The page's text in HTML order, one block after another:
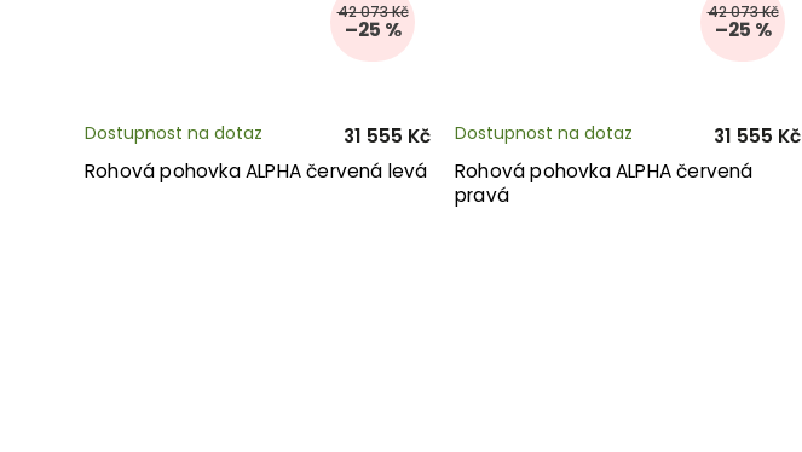
42 073 Kč
–25 %
Rohová pohovka ALPHA červená levá
Dostupnost na dotaz 31 555 Kč
42 073 Kč
–25 %
Rohová pohovka ALPHA červená
pravá
Dostupnost na dotaz 31 555 Kč